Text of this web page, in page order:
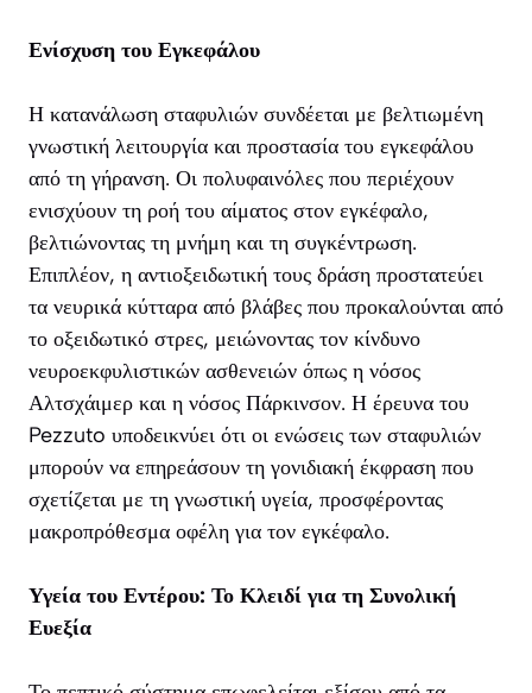
Ενίσχυση του Εγκεφάλου
Η κατανάλωση σταφυλιών συνδέεται με βελτιωμένη
γνωστική λειτουργία και προστασία του εγκεφάλου
από τη γήρανση. Οι πολυφαινόλες που περιέχουν
ενισχύουν τη ροή του αίματος στον εγκέφαλο,
βελτιώνοντας τη μνήμη και τη συγκέντρωση.
Επιπλέον, η αντιοξειδωτική τους δράση προστατεύει
τα νευρικά κύτταρα από βλάβες που προκαλούνται από
το οξειδωτικό στρες, μειώνοντας τον κίνδυνο
νευροεκφυλιστικών ασθενειών όπως η νόσος
Αλτσχάιμερ και η νόσος Πάρκινσον. Η έρευνα του
Pezzuto υποδεικνύει ότι οι ενώσεις των σταφυλιών
μπορούν να επηρεάσουν τη γονιδιακή έκφραση που
σχετίζεται με τη γνωστική υγεία, προσφέροντας
μακροπρόθεσμα οφέλη για τον εγκέφαλο.
Υγεία του Εντέρου: Το Κλειδί για τη Συνολική
Ευεξία